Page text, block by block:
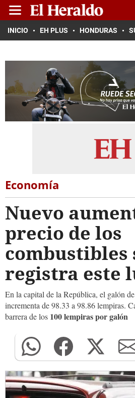
INICIO EH PLUS HONDURAS
Economía
Nuevo
precio de los
combustibles
registra este
En la capital de la República, el galón
incrementa de 98.33 a 98.86 lempiras.
barrera de los 100 lempiras por galón